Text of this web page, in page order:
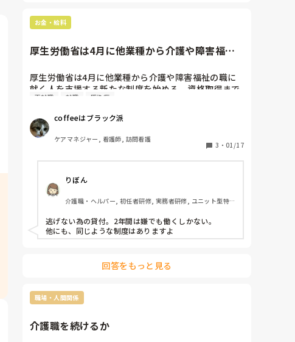
ます。
お金・給料
厚生労働省は4月に他業種から介護や障害福祉
厚生労働省は4月に他業種から介護や障害福祉の職に
就く人を支援する新たな制度を始める。資格取得まで
の研修費用や生活資金を国が支給するのに加え、就職
する。介護などの現場は人材確保に苦労しており、新
型コロナウイルス禍で失業した人を中心に2021年度に
最低でも2万2千人の利用を目指す。
けをするのは初めてとなる。全国のハローワークが求
職者に対して、資格取得から就職まで一体となった支
援パッケージを提案する。
他業種からでないといけないんですね😩
貸し出して、期間はつけるから、御礼奉公と同じ感じ
せめて１年くくりにした方が気持ち的に楽そうですけ
再就職 就職 感染症
coffeeはブラック派
ケアマネジャー, 看護師, 訪問看護
3 ・ 01/17
りぼん
介護職・ヘルパー, 初任者研修, 実務者研修, ユニット型特
逃げない為の貸付。2年間は嫌でも働くしかない。
他にも、同じような制度はありますよ
回答をもっと見る
職場・人間関係
介護職を続けるか